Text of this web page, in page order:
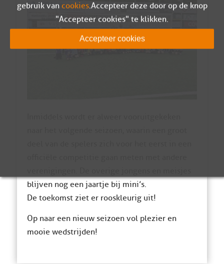
blijven nog een jaartje bij mini’s.
De toekomst ziet er rooskleurig uit!
Op naar een nieuw seizoen vol plezier en
mooie wedstrijden!
gebruik van cookies. Accepteer deze door op de knop
"Accepteer cookies" te klikken.
Accepteer cookies